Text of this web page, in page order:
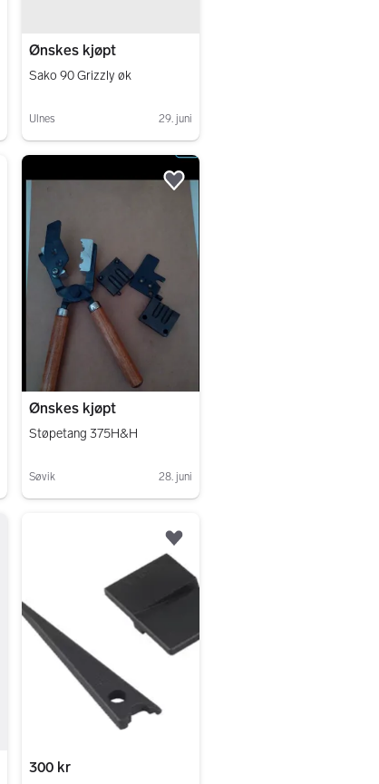
Ønskes kjøpt
Sako 90 Grizzly øk
Ulnes 29. juni
Ønskes kjøpt
Støpetang 375H&H
Søvik 28. juni
Legg til som favoritt.
300 kr